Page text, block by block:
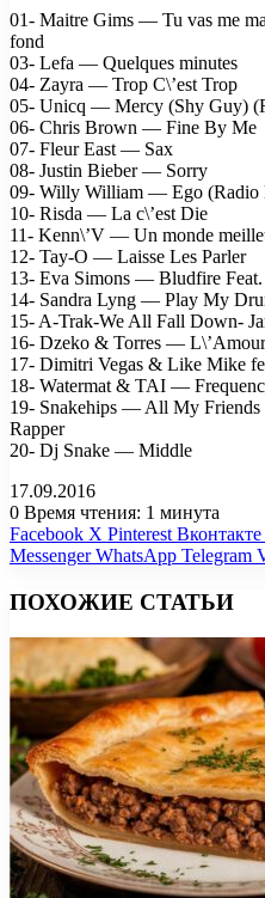
01- Maitre Gims — Tu vas me
fond
03- Lefa — Quelques minutes
04- Zayra — Trop C\’est Trop
05- Unicq — Mercy (Shy Guy)
06- Chris Brown — Fine By Me
07- Fleur East — Sax
08- Justin Bieber — Sorry
09- Willy William — Ego (Radio
10- Risda — La c\’est Die
11- Kenn\’V — Un monde
12- Tay-O — Laisse Les Parler
13- Eva Simons — Bludfire Feat.
14- Sandra Lyng — Play My
15- A-Trak-We All Fall Down-
16- Dzeko & Torres —
17- Dimitri Vegas & Like Mike
18- Watermat & TAI —
19- Snakehips — All My Friends
Rapper
20- Dj Snake — Middle
17.09.2016
0 Время чтения: 1 минута
Facebook X Pinterest Вконтакте
Messenger WhatsApp Telegram
ПОХОЖИЕ СТАТЬИ